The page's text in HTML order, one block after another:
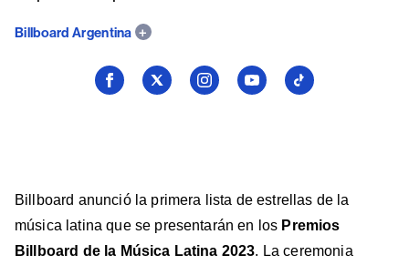
Billboard Argentina
Seguí
Seguí
Seguí
Seguí
Seguí
Billboard anunció la primera lista de estrellas de la
música latina que se presentarán en los Premios
Billboard de la Música Latina 2023. La ceremonia